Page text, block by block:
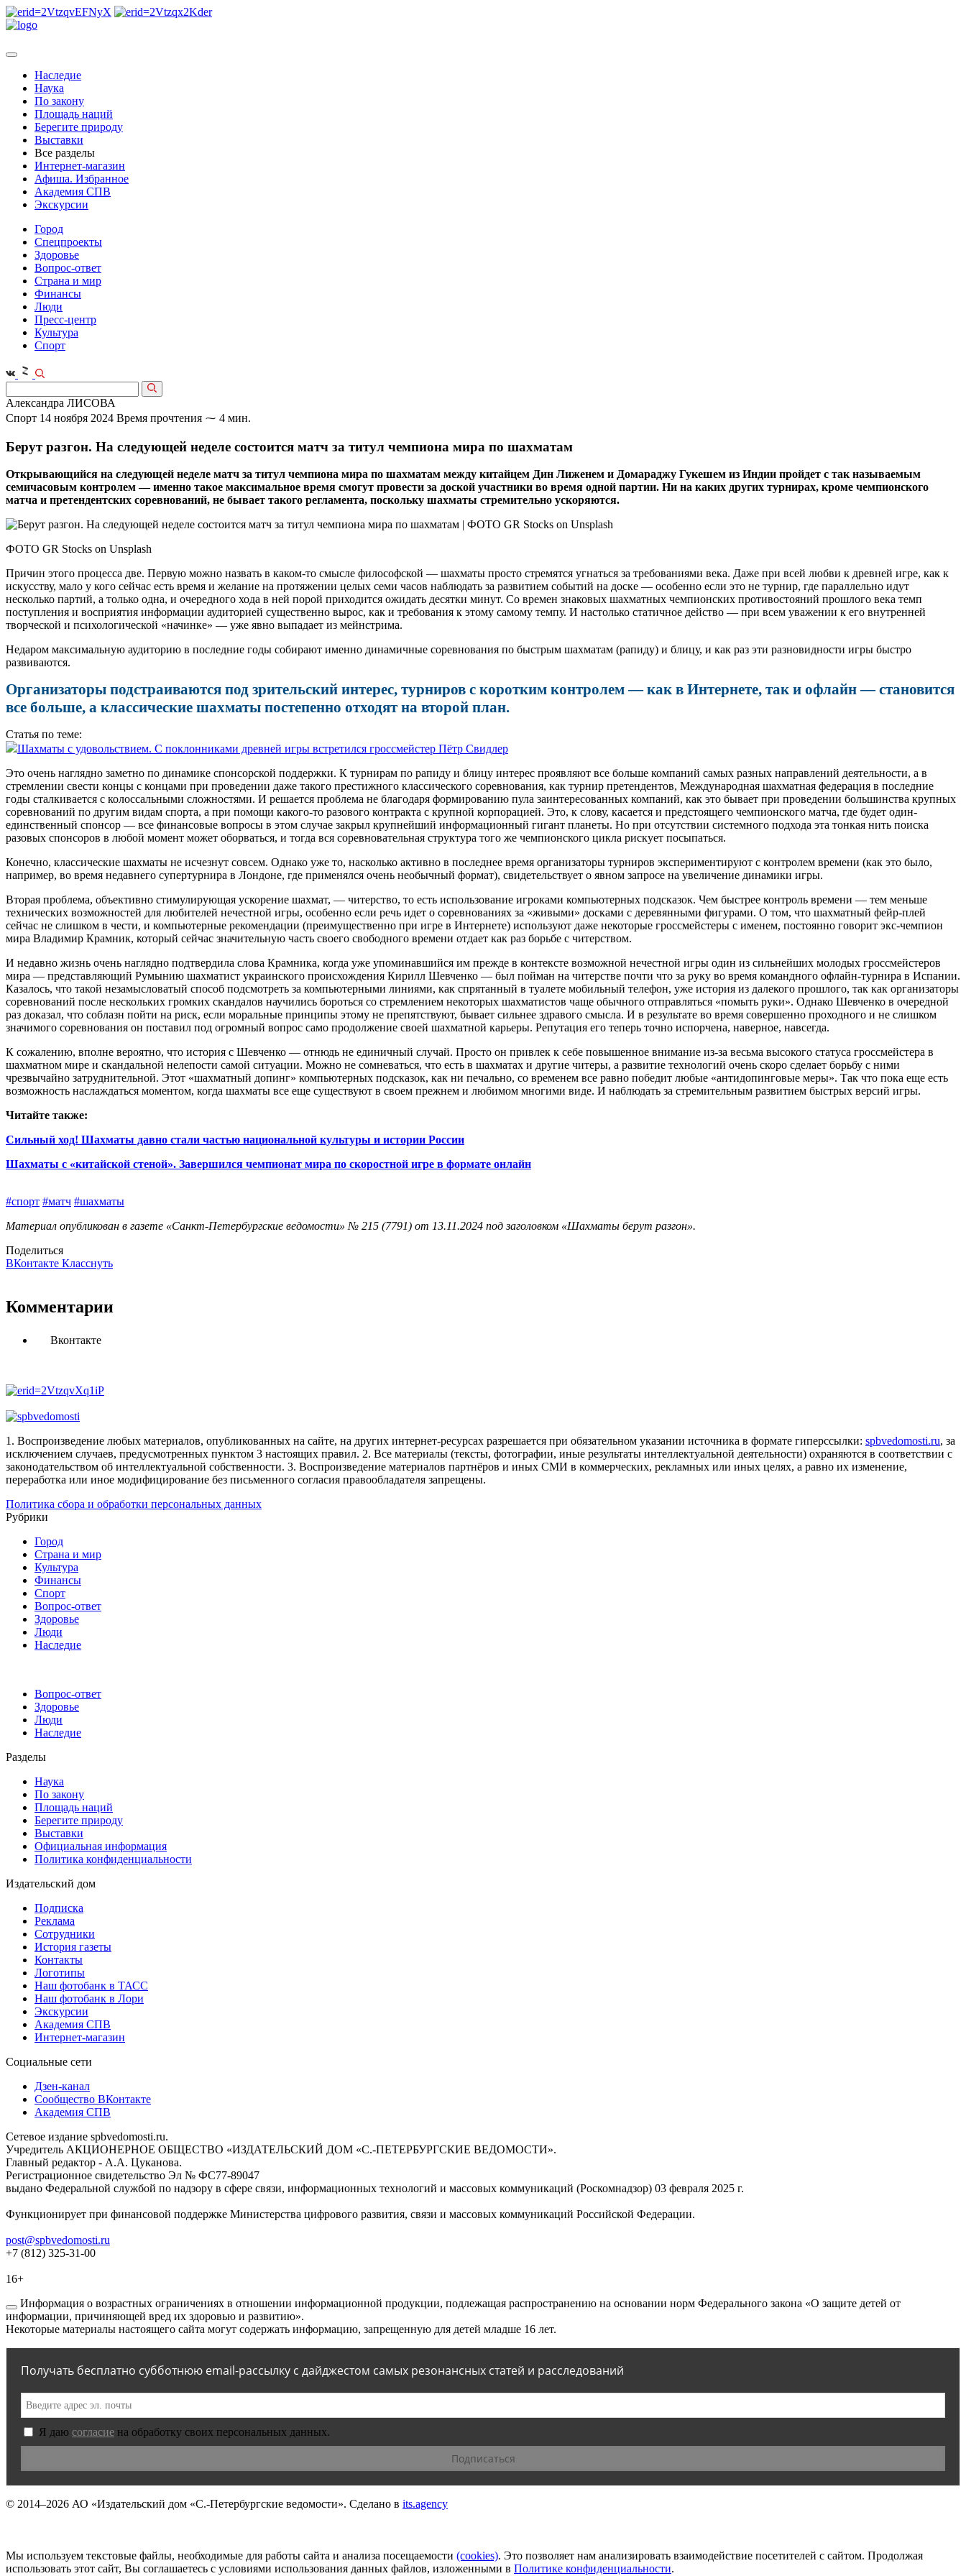
Наследие
Наука
По закону
Площадь наций
Берегите природу
Выставки
Все разделы
Интернет-магазин
Афиша. Избранное
Академия СПВ
Экскурсии
Город
Спецпроекты
Здоровье
Вопрос-ответ
Страна и мир
Финансы
Люди
Пресс-центр
Культура
Спорт
Александра ЛИСОВА
Спорт 14 ноября 2024 Время прочтения ⁓ 4 мин.
Берут разгон. На следующей неделе состоится матч за титул чемпиона мира по шахматам
Открывающийся на следующей неделе матч за титул чемпиона мира по шахматам между китайцем Дин Лиженем и Домараджу Гукешем из Индии пройдет с так называемым
семичасовым контролем — именно такое максимальное время смогут провести за доской участники во время одной партии. Ни на каких других турнирах, кроме чемпионского
матча и претендентских соревнований, не бывает такого регламента, поскольку шахматы стремительно ускоряются.
ФОТО GR Stocks on Unsplash
Причин этого процесса две. Первую можно назвать в каком‑то смысле философской — шахматы просто стремятся угнаться за требованиями века. Даже при всей любви к древней игре, как к
искусству, мало у кого сейчас есть время и желание на протяжении целых семи часов наблюдать за развитием событий на доске — особенно если это не турнир, где параллельно идут
несколько партий, а только одна, и очередного хода в ней порой приходится ожидать десятки минут. Со времен знаковых шахматных чемпионских противостояний прошлого века темп
поступления и восприятия информации аудиторией существенно вырос, как и требования к этому самому темпу. И настолько статичное действо — при всем уважении к его внутренней
творческой и психологической «начинке» — уже явно выпадает из мейнстрима.
Недаром максимальную ауди­торию в последние годы собирают именно динамичные соревнования по быстрым шахматам (рапиду) и блицу, и как раз эти разновидности игры быстро
развиваются.
Организаторы подстраиваются под зрительский интерес, турниров с коротким контролем — как в Интернете, так и офлайн — становится
все больше, а классические шахматы постепенно отходят на второй план.
Статья по теме:
Шахматы с удовольствием. С поклонниками древней игры встретился гроссмейстер Пётр Свидлер
Это очень наглядно заметно по динамике спонсорской поддержки. К турнирам по рапиду и блицу интерес проявляют все больше компаний самых разных направлений деятельности, а в
стремлении свести концы с концами при проведении даже такого престижного классического соревнования, как турнир претендентов, Международная шахматная федерация в последние
годы сталкивается с колоссальными сложностями. И решается проблема не благодаря формированию пула заинтересованных компаний, как это бывает при проведении большинства крупных
соревнований по другим видам спорта, а при помощи какого‑то разового контракта с крупной корпорацией. Это, к слову, касается и предстоящего чемпионского матча, где будет один-
единственный спонсор — все финансовые вопросы в этом случае закрыл крупнейший информационный гигант планеты. Но при отсутствии системного подхода эта тонкая нить поиска
разовых спонсоров в любой момент может оборваться, и тогда вся соревновательная структура того же чемпионского цикла рискует посыпаться.
Конечно, классические шахматы не исчезнут совсем. Однако уже то, насколько активно в последнее время организаторы турниров экспериментируют с контролем времени (как это было,
например, во время недавнего супертурнира в Лондоне, где применялся очень необычный формат), свидетельствует о явном запросе на увеличение динамики игры.
Вторая проблема, объективно стимулирующая ускорение шахмат, — читерство, то есть использование игроками компьютерных подсказок. Чем быстрее контроль времени — тем меньше
технических возможностей для любителей нечестной игры, особенно если речь идет о соревнованиях за «живыми» досками с деревянными фигурами. О том, что шахматный фейр-плей
сейчас не слишком в чести, и компьютерные рекомендации (преимущественно при игре в Интернете) используют даже некоторые гроссмейстеры с именем, постоянно говорит экс-чемпион
мира Владимир Крамник, который сейчас значительную часть своего свободного времени отдает как раз борьбе с читерством.
И недавно жизнь очень наглядно подтвердила слова Крамника, когда уже упоминавшийся им прежде в контексте возможной нечестной игры один из сильнейших молодых гроссмейстеров
мира — представляющий Румынию шахматист украинского происхождения Кирилл Шевченко — был пойман на читерстве почти что за руку во время командного офлайн-турнира в Испании.
Казалось, что такой незамысловатый способ подсмотреть за компьютерными линиями, как спрятанный в туалете мобильный телефон, уже история из далекого прошлого, так как организаторы
соревнований после нескольких громких скандалов научились бороться со стремлением некоторых шахматистов чаще обычного отправляться «помыть руки». Однако Шевченко в очередной
раз доказал, что соблазн пойти на риск, если моральные принципы этому не препятствуют, бывает сильнее здравого смысла. И в результате во время совершенно проходного и не слишком
значимого соревнования он поставил под огромный вопрос само продолжение своей шахматной карьеры. Репутация его теперь точно испорчена, наверное, навсегда.
К сожалению, вполне вероятно, что история с Шевченко — отнюдь не единичный случай. Просто он привлек к себе повышенное внимание из‑за весьма высокого статуса гроссмейстера в
шахматном мире и скандальной нелепости самой ситуации. Можно не сомневаться, что есть в шахматах и другие читеры, а развитие технологий очень скоро сделает борьбу с ними
чрезвычайно затруднительной. Этот «шахматный допинг» компьютерных подсказок, как ни печально, со временем все равно победит любые «антидопинговые меры». Так что пока еще есть
возможность наслаждаться моментом, когда шахматы все еще существуют в своем прежнем и любимом многими виде. И наблюдать за стремительным развитием быстрых версий игры.
Читайте также:
Сильный ход! Шахматы давно стали частью национальной культуры и истории России
Шахматы с «китайской стеной». Завершился чемпионат мира по скоростной игре в формате онлайн
#спорт #матч #шахматы
Материал опубликован в газете «Санкт-Петербургские ведомости» № 215 (7791) от 13.11.2024 под заголовком «Шахматы берут разгон».
Поделиться
ВКонтакте Класснуть
Комментарии
Вконтакте
1. Воспроизведение любых материалов, опубликованных на сайте, на других интернет-ресурсах разрешается при обязательном указании источника в формате гиперссылки: spbvedomosti.ru, за
исключением случаев, предусмотренных пунктом 3 настоящих правил. 2. Все материалы (тексты, фотографии, иные результаты интеллектуальной деятельности) охраняются в соответствии с
законодательством об интеллектуальной собственности. 3. Воспроизведение материалов партнёров и иных СМИ в коммерческих, рекламных или иных целях, а равно их изменение,
переработка или иное модифицирование без письменного согласия правообладателя запрещены.
Политика сбора и обработки персональных данных
Рубрики
Город
Страна и мир
Культура
Финансы
Спорт
Вопрос-ответ
Здоровье
Люди
Наследие
Вопрос-ответ
Здоровье
Люди
Наследие
Разделы
Наука
По закону
Площадь наций
Берегите природу
Выставки
Официальная информация
Политика конфиденциальности
Издательский дом
Подписка
Реклама
Сотрудники
История газеты
Контакты
Логотипы
Наш фотобанк в ТАСС
Наш фотобанк в Лори
Экскурсии
Академия СПВ
Интернет-магазин
Социальные сети
Дзен-канал
Сообщество ВКонтакте
Академия СПВ
Сетевое издание spbvedomosti.ru.
Учредитель АКЦИОНЕРНОЕ ОБЩЕСТВО «ИЗДАТЕЛЬСКИЙ ДОМ «С.-ПЕТЕРБУРГСКИЕ ВЕДОМОСТИ».
Главный редактор - А.А. Цуканова.
Регистрационное свидетельство Эл № ФС77-89047
выдано Федеральной службой по надзору в сфере связи, информационных технологий и массовых коммуникаций (Роскомнадзор) 03 февраля 2025 г.
Функционирует при финансовой поддержке Министерства цифрового развития, связи и массовых коммуникаций Российской Федерации.
post@spbvedomosti.ru
+7 (812) 325-31-00
16+
Информация о возрастных ограничениях в отношении информационной продукции, подлежащая распространению на основании норм Федерального закона «О защите детей от
информации, причиняющей вред их здоровью и развитию».
Некоторые материалы настоящего сайта могут содержать информацию, запрещенную для детей младше 16 лет.
Получать бесплатно субботнюю email-рассылку с дайджестом самых резонансных статей и расследований
Я даю согласие на обработку своих персональных данных.
© 2014–2026 АО «Издательский дом «С.-Петербургские ведомости». Сделано в its.agency
Мы используем текстовые файлы, необходимые для работы сайта и анализа посещаемости (сookies). Это позволяет нам анализировать взаимодействие посетителей с сайтом. Продолжая
использовать этот сайт, Вы соглашаетесь с условиями использования данных файлов, изложенными в Политике конфиденциальности.